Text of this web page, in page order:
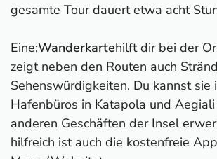
gesamte Tour dauert etwa acht
Eine;Wanderkartehilft dir bei der
zeigt neben den Routen auch
Sehenswürdigkeiten. Du kannst sie
Hafenbüros in Katapola und
anderen Geschäften der Insel
hilfreich ist auch die kostenfreie